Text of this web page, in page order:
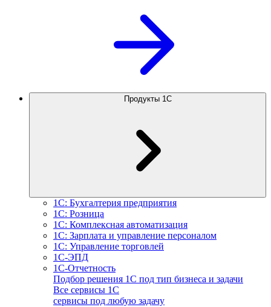
Продукты 1С
1С: Бухгалтерия предприятия
1С: Розница
1С: Комплексная автоматизация
1С: Зарплата и управление персоналом
1С: Управление торговлей
1С-ЭПД
1С-Отчетность
Подбор решения 1С под тип бизнеса и задачи
Все сервисы 1С
сервисы под любую задачу